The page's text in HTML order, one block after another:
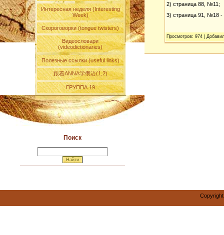
Интересная неделя (Interesting
Week)
Скороговорки (tongue twisters)
Видеословари
(videodictionaries)
Полезные ссылки (useful links)
跟着ANNA学俄语(1,2)
ГРУППА 19
Поиск
2) страница 88, №11;
3) страница 91, №18 -
Просмотров: 974 Добавил